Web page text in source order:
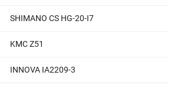
SHIMANO CS HG-20-I7
KMC Z51
INNOVA IA2209-3